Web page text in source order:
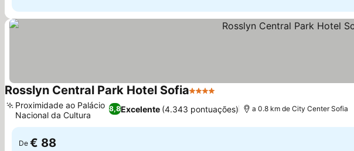
Rosslyn Central Park Hotel Sofia4 Estrelas
8,8Excelente (4.343 pontuações)
Proximidade ao Palácio
Nacional da Cultura
a 0.8 km de City Center Sofia
De € 88